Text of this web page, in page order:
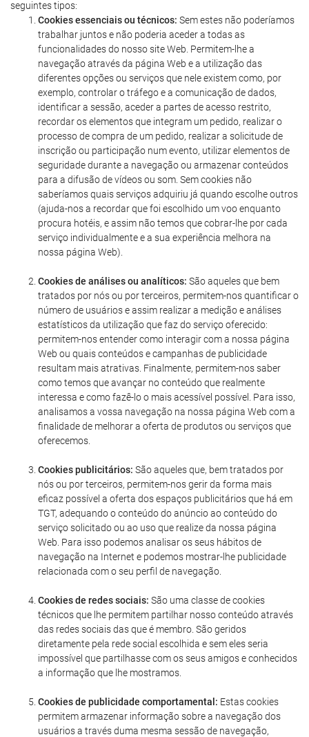
seguintes tipos:
Cookies essenciais ou técnicos: Sem estes não poderíamos
trabalhar juntos e não poderia aceder a todas as
funcionalidades do nosso site Web. Permitem-lhe a
navegação através da página Web e a utilização das
diferentes opções ou serviços que nele existem como, por
exemplo, controlar o tráfego e a comunicação de dados,
identificar a sessão, aceder a partes de acesso restrito,
recordar os elementos que integram um pedido, realizar o
processo de compra de um pedido, realizar a solicitude de
inscrição ou participação num evento, utilizar elementos de
seguridade durante a navegação ou armazenar conteúdos
para a difusão de vídeos ou som. Sem cookies não
saberíamos quais serviços adquiriu já quando escolhe outros
(ajuda-nos a recordar que foi escolhido um voo enquanto
procura hotéis, e assim não temos que cobrar-lhe por cada
serviço individualmente e a sua experiência melhora na
nossa página Web).
Cookies de análises ou analíticos: São aqueles que bem
tratados por nós ou por terceiros, permitem-nos quantificar o
número de usuários e assim realizar a medição e análises
estatísticos da utilização que faz do serviço oferecido:
permitem-nos entender como interagir com a nossa página
Web ou quais conteúdos e campanhas de publicidade
resultam mais atrativas. Finalmente, permitem-nos saber
como temos que avançar no conteúdo que realmente
interessa e como fazê-lo o mais acessível possível. Para isso,
analisamos a vossa navegação na nossa página Web com a
finalidade de melhorar a oferta de produtos ou serviços que
oferecemos.
Cookies publicitários: São aqueles que, bem tratados por
nós ou por terceiros, permitem-nos gerir da forma mais
eficaz possível a oferta dos espaços publicitários que há em
TGT, adequando o conteúdo do anúncio ao conteúdo do
serviço solicitado ou ao uso que realize da nossa página
Web. Para isso podemos analisar os seus hábitos de
navegação na Internet e podemos mostrar-lhe publicidade
relacionada com o seu perfil de navegação.
Cookies de redes sociais: São uma classe de cookies
técnicos que lhe permitem partilhar nosso conteúdo através
das redes sociais das que é membro. São geridos
diretamente pela rede social escolhida e sem eles seria
impossível que partilhasse com os seus amigos e conhecidos
a informação que lhe mostramos.
Cookies de publicidade comportamental: Estas cookies
permitem armazenar informação sobre a navegação dos
usuários a través duma mesma sessão de navegação,